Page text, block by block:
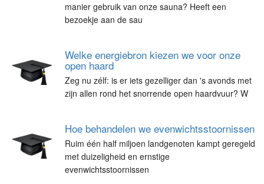
manier gebruik van onze sauna? Heeft een
bezoekje aan de sau
Welke energiebron kiezen we voor onze
open haard
Zeg nu zélf: is er iets gezelliger dan 's avonds met
zijn allen rond het snorrende open haardvuur? W
Hoe behandelen we evenwichtsstoornissen
Ruim één half miljoen landgenoten kampt geregeld
met duizeligheid en ernstige
evenwichtsstoornissen